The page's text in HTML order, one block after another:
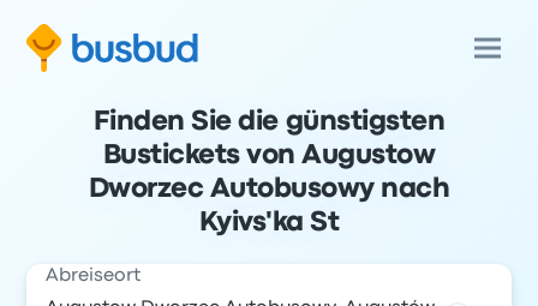
Finden Sie die günstigsten
Bustickets von Augustow
Dworzec Autobusowy nach
Kyivs'ka St
Abreiseort